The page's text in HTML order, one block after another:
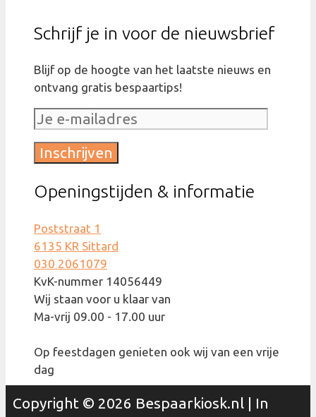
Schrijf je in voor de nieuwsbrief
Blijf op de hoogte van het laatste nieuws en
ontvang gratis bespaartips!
Openingstijden & informatie
Poststraat 1
6135 KR Sittard
030 2061079
KvK-nummer 14056449
Wij staan voor u klaar van
Ma-vrij 09.00 - 17.00 uur
Op feestdagen genieten ook wij van een vrije
dag
Copyright © 2026 Bespaarkiosk.nl | In